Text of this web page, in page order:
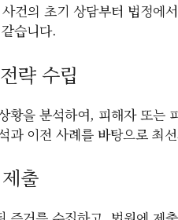
건의 초기 상담부터 법정에
습니다.
략 수립
황을 분석하여, 피해자 또는
과 이전 사례를 바탕으로 최
출